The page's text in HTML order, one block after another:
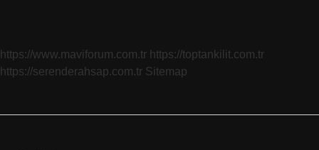
https://www.maviforum.com.tr https://toptankilit.com.tr
https://serenderahsap.com.tr Sitemap